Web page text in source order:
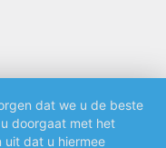
statement
dat we u de beste
doorgaat met het
uit dat u hiermee